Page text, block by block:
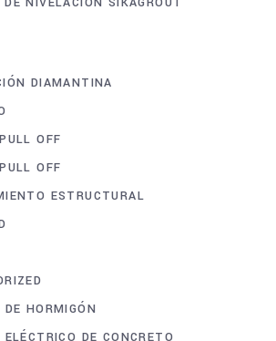
DIAMANTINA
OFF
OFF
ESTRUCTURAL
DE HORMIGÓN